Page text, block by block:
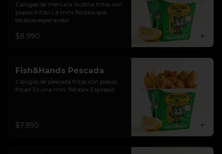
Calugas de merluza Austral fritas con
papas fritas! La mini fishbox que
estabas esperando!
$8.990
Fish&Hands Pescada
Calugas de pescada fritas con papas
fritas! Es una mini fishbox Express!!
$7.990